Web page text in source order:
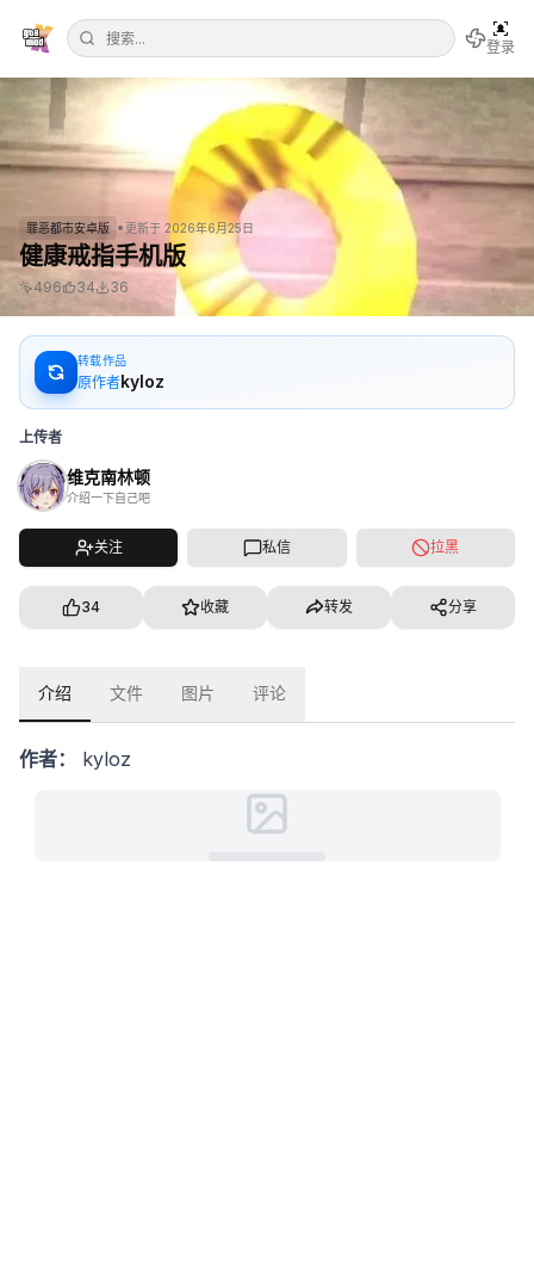
登录
罪恶都市安卓版 •更新于 2026年6月25日
健康戒指手机版
496 34 36
转载作品
原作者kyloz
上传者
维克南林顿
介绍一下自己吧
关注 私信 拉黑
34 收藏 转发 分享
介绍 文件 图片 评论
作者： kyloz